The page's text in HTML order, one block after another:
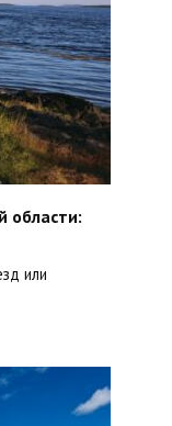
области:
или